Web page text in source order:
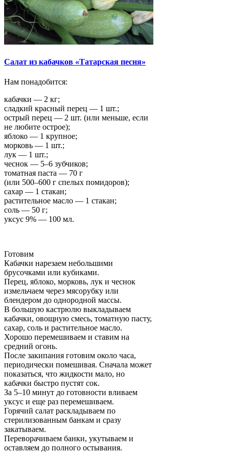
Салат из кабачков «Татарская песня»
Нам понадобится:
кабачки — 2 кг;
сладкий красный перец — 1 шт.;
острый перец — 2 шт. (или меньше, если
не любите острое);
яблоко — 1 крупное;
морковь — 1 шт.;
лук — 1 шт.;
чеснок — 5–6 зубчиков;
томатная паста — 70 г
(или 500–600 г спелых помидоров);
сахар — 1 стакан;
растительное масло — 1 стакан;
соль — 50 г;
уксус 9% — 100 мл.
Готовим
Кабачки нарезаем небольшими
брусочками или кубиками.
Перец, яблоко, морковь, лук и чеснок
измельчаем через мясорубку или
блендером до однородной массы.
В большую кастрюлю выкладываем
кабачки, овощную смесь, томатную пасту,
сахар, соль и растительное масло.
Хорошо перемешиваем и ставим на
средний огонь.
После закипания готовим около часа,
периодически помешивая. Сначала может
показаться, что жидкости мало, но
кабачки быстро пустят сок.
За 5–10 минут до готовности вливаем
уксус и еще раз перемешиваем.
Горячий салат раскладываем по
стерилизованным банкам и сразу
закатываем.
Переворачиваем банки, укутываем и
оставляем до полного остывания.